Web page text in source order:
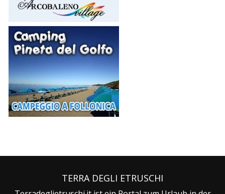
TERRA DEGLI ETRUSCHI